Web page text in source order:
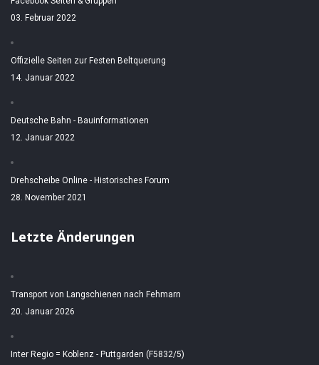
03. Februar 2022
Offizielle Seiten zur Festen Beltquerung
14. Januar 2022
Deutsche Bahn - Bauinformationen
12. Januar 2022
Drehscheibe Online - Historisches Forum
28. November 2021
Letzte Änderungen
Transport von Langschienen nach Fehmarn
20. Januar 2026
Inter Regio = Koblenz - Puttgarden (F5832/5)